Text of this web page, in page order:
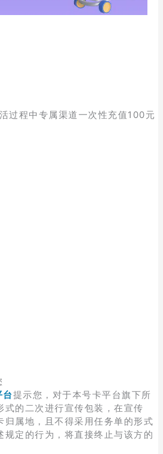
过程中专属渠道一次性充值100元
提示您，对于本号卡平台旗下所
式的二次进行宣传包装，在宣传
归属地，且不得采用任务单的形式
规定的行为，将直接终止与该方的